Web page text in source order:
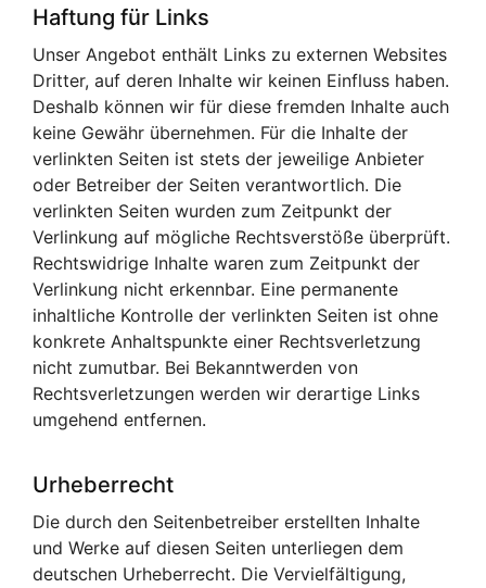
Haftung für Links
Unser Angebot enthält Links zu externen Websites
Dritter, auf deren Inhalte wir keinen Einfluss haben.
Deshalb können wir für diese fremden Inhalte auch
keine Gewähr übernehmen. Für die Inhalte der
verlinkten Seiten ist stets der jeweilige Anbieter
oder Betreiber der Seiten verantwortlich. Die
verlinkten Seiten wurden zum Zeitpunkt der
Verlinkung auf mögliche Rechtsverstöße überprüft.
Rechtswidrige Inhalte waren zum Zeitpunkt der
Verlinkung nicht erkennbar. Eine permanente
inhaltliche Kontrolle der verlinkten Seiten ist ohne
konkrete Anhaltspunkte einer Rechtsverletzung
nicht zumutbar. Bei Bekanntwerden von
Rechtsverletzungen werden wir derartige Links
umgehend entfernen.
Urheberrecht
Die durch den Seitenbetreiber erstellten Inhalte
und Werke auf diesen Seiten unterliegen dem
deutschen Urheberrecht. Die Vervielfältigung,